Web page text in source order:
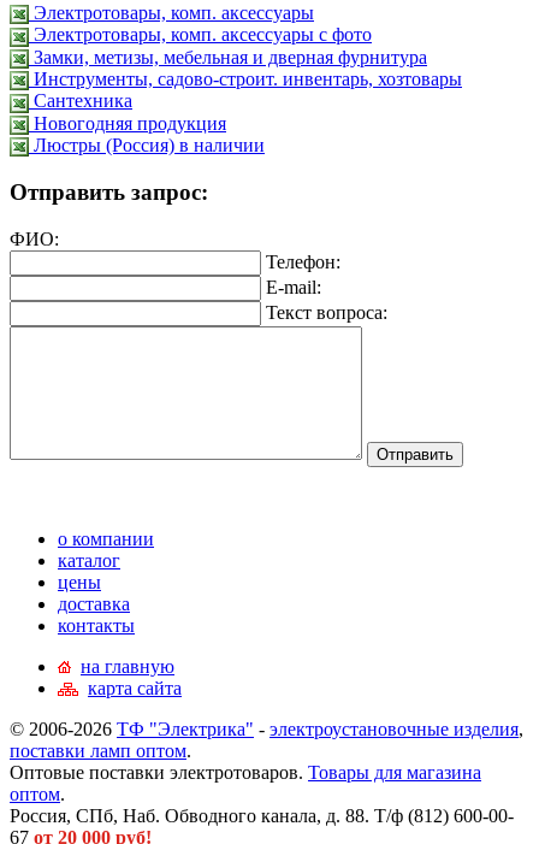
Электротовары, комп. аксессуары
Электротовары, комп. аксессуары с фото
Замки, метизы, мебельная и дверная фурнитура
Инструменты, садово-строит. инвентарь, хозтовары
Сантехника
Новогодняя продукция
Люстры (Россия) в наличии
Отправить запрос:
ФИО:
Телефон:
E-mail:
Текст вопроса:
о компании
каталог
цены
доставка
контакты
на главную
карта сайта
© 2006-2026 ТФ "Электрика" - электроустановочные изделия,
поставки ламп оптом.
Оптовые поставки электротоваров. Товары для магазина
оптом.
Россия, СПб, Наб. Обводного канала, д. 88. Т/ф (812) 600-00-
67 от 20 000 руб!